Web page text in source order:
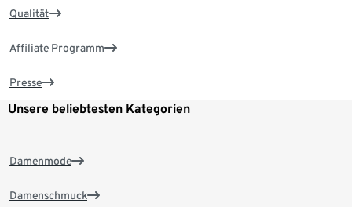
Qualität
Affiliate Programm
Presse
Unsere beliebtesten Kategorien
Damenmode
Damenschmuck